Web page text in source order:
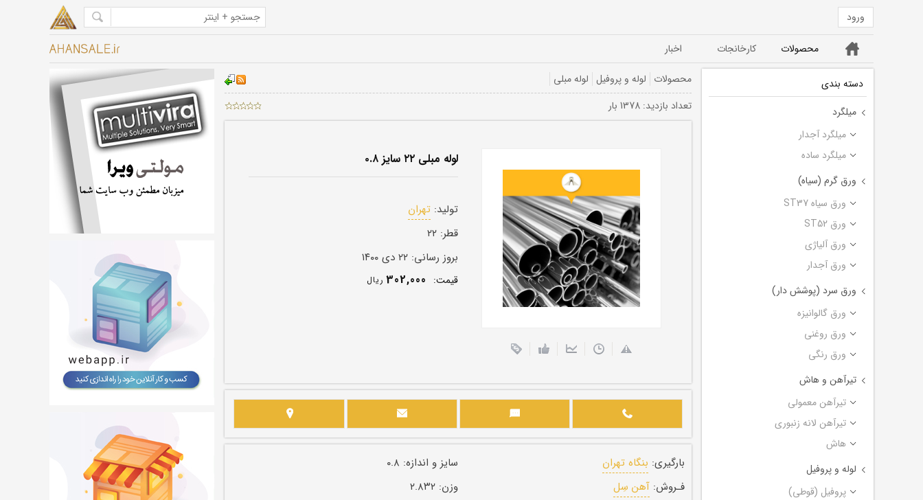
ورود
خانه محصولات کارخانجات اخبار
دسته بندی
میلگرد
میلگرد آجدار
میلگرد ساده
ورق گرم (سیاه)
ورق سیاه ST37
ورق ST52
ورق آلیاژی
ورق آجدار
ورق سرد (پوشش دار)
ورق گالوانیزه
ورق روغنی
ورق رنگی
تیرآهن و هاش
تیرآهن معمولی
تیرآهن لانه زنبوری
هاش
لوله و پروفیل
پروفیل (قوطی)
محصولات لوله و پروفیل لوله مبلی
تعداد بازديد: 1378 بار
لوله مبلی ۲۲ سایز ۰.۸
تولید: تهران
قطر: ۲۲
بروز رسانی: ۲۲ دی ۱۴۰۰
قيمت: 302,000 ريال
بارگیری: بنگاه تهران
فـروش: آهن سِل
سایز و اندازه: ۰.۸
وزن: ۲.۸۳۲